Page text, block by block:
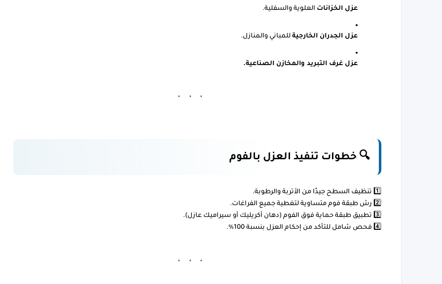
عزل الخزانات العلوية والسفلية.
عزل الجدران الخارجية للمباني والمنازل.
عزل غرف التبريد والمخازن الصناعية.
🔍 خطوات تنفيذ العزل بالفوم
1️⃣ تنظيف السطح جيدًا من الأتربة والرطوبة.
2️⃣ رش طبقة فوم متساوية لتغطية جميع الفراغات.
3️⃣ تطبيق طبقة حماية فوق الفوم (دهان أكريليك أو سيراميك عازل).
4️⃣ فحص شامل للتأكد من إحكام العزل بنسبة 100%.